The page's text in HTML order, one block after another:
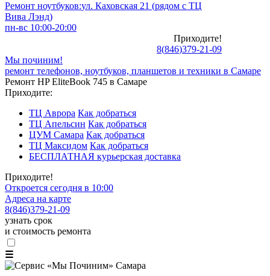
Ремонт ноутбуков:ул. Каховская 21 (рядом с ТЦ
Вива Лэнд)
пн-вс 10:00-20:00
Приходите!
8(846)379-21-09
Мы починим!
ремонт телефонов, ноутбуков, планшетов и техники в Самаре
Ремонт HP EliteBook 745 в Самаре
Приходите:
ТЦ Аврора Как добраться
ТЦ Апельсин Как добраться
ЦУМ Самара Как добраться
ТЦ Максидом Как добраться
БЕСПЛАТНАЯ курьерская доставка
Приходите!
Откроется сегодня в 10:00
Адреса на карте
8(846)379-21-09
узнать срок
и стоимость ремонта
☰